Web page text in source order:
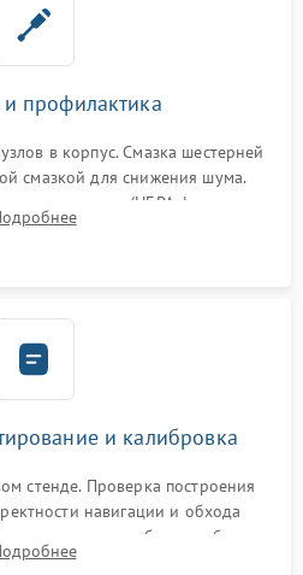
профилактика
в корпус. Смазка шестерней
смазкой для снижения шума.
материалов (HEPA-фильтров,
фиксация разъемов и
и калибровка
стенде. Проверка построения
навигации и обхода
всасывания и работы турбины.
возврата на док-станцию и